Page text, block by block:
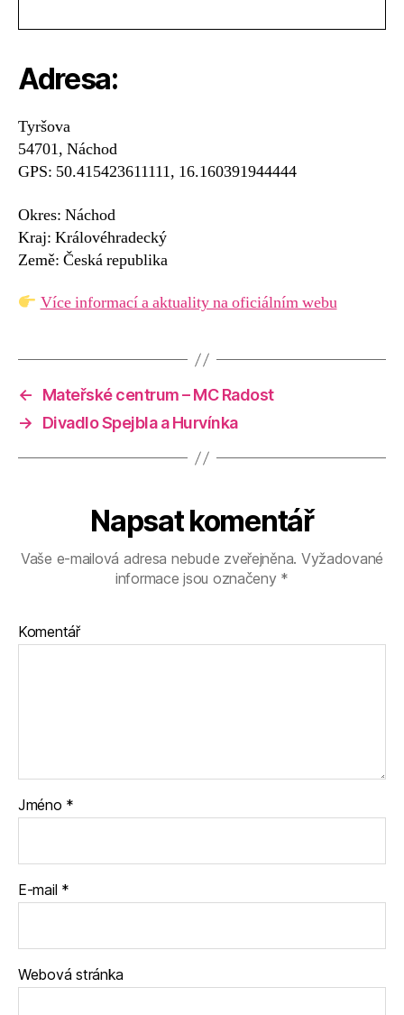
Adresa:
Tyršova
54701, Náchod
GPS: 50.415423611111, 16.160391944444
Okres: Náchod
Kraj: Královéhradecký
Země: Česká republika
Více informací a aktuality na oficiálním webu
←
Mateřské centrum – MC Radost
→
Divadlo Spejbla a Hurvínka
Napsat komentář
Vaše e-mailová adresa nebude zveřejněna. Vyžadované
informace jsou označeny *
Komentář
Jméno *
E-mail *
Webová stránka